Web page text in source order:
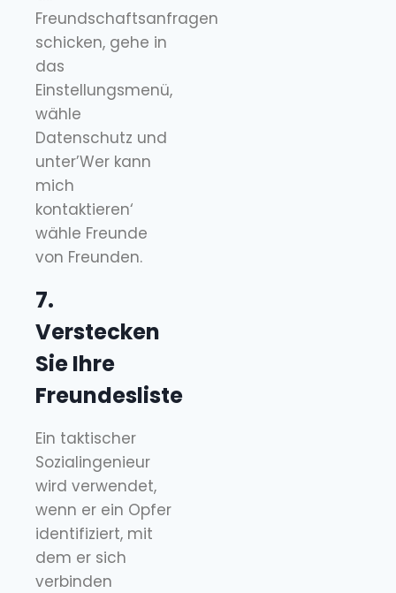
Freundschaftsanfragen
schicken, gehe in
das
Einstellungsmenü,
wähle
Datenschutz und
unter’Wer kann
mich
kontaktieren‘
wähle Freunde
von Freunden.
7.
Verstecken
Sie Ihre
Freundesliste
Ein taktischer
Sozialingenieur
wird verwendet,
wenn er ein Opfer
identifiziert, mit
dem er sich
verbinden